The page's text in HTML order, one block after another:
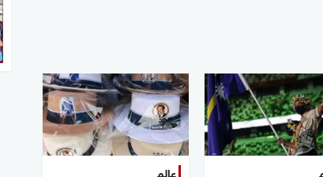
عالم